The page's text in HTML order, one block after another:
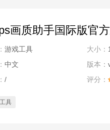
画质助手国际版官
游戏工具 大小：
中文 版本：
/ 评分：
具